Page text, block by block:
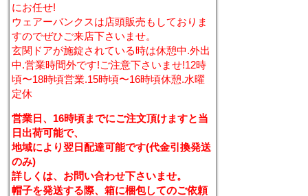
にお任せ!
ウェアーバンクスは店頭販売もしておりま
すのでぜひご来店下さいませ。
玄関ドアが施錠されている時は休憩中.外出
中.営業時間外です!ご注意下さいませ!12時
頃〜18時頃営業.15時頃〜16時頃休憩.水曜
定休
営業日、16時頃までにご注文頂けますと当
日出荷可能で、
地域により翌日配達可能です(代金引換発送
のみ)
詳しくは、お問い合わせ下さいませ。
帽子を発送する際、箱に梱包してのご依頼